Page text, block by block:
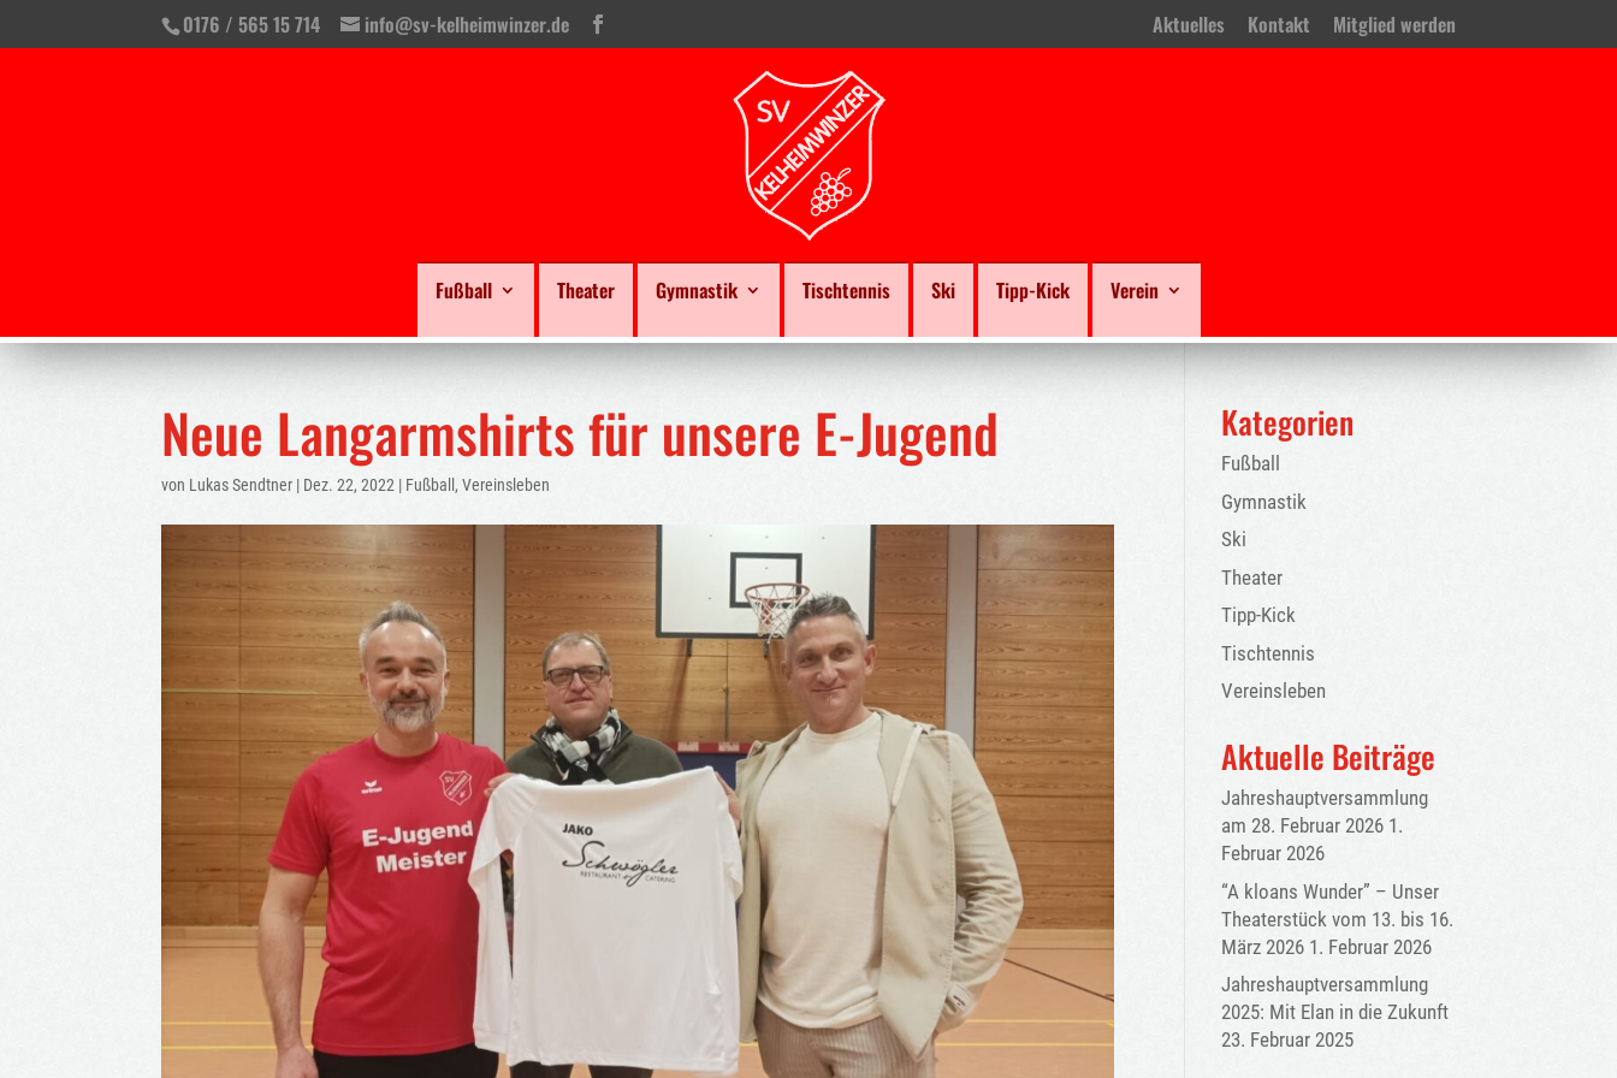
0176 / 565 15 714 info@sv-kelheimwinzer.de Aktuelles Kontakt Mitglied werden
Fußball Theater Gymnastik Tischtennis Ski Tipp-Kick Verein
Neue Langarmshirts für unsere E-Jugend
von Lukas Sendtner | Dez. 22, 2022 | Fußball ,Vereinsleben
Kategorien
Fußball
Gymnastik
Ski
Theater
Tipp-Kick
Tischtennis
Vereinsleben
Aktuelle Beiträge
Jahreshauptversammlung
am 28. Februar 2026 1.
Februar 2026
“A kloans Wunder” – Unser
Theaterstück vom 13. bis 16.
März 2026 1. Februar 2026
Jahreshauptversammlung
2025: Mit Elan in die Zukunft
23. Februar 2025